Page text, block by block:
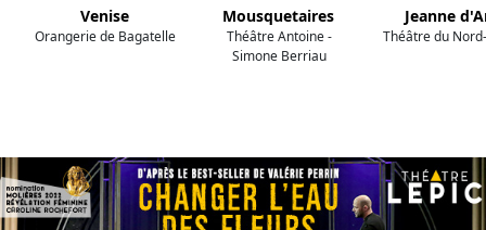
Venise
Orangerie de Bagatelle
Mousquetaires
Théâtre Antoine -
Simone Berriau
Jeanne
Théâtre du